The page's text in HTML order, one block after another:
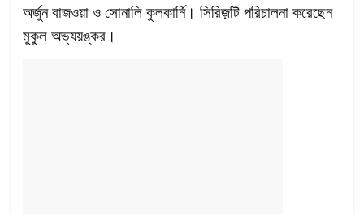
অর্জুন বাজওয়া ও সোনালি কুলকার্নি। সিরিজ়টি পরিচালনা করেছেন
মুকুল অভ্যয়ঙ্কর।